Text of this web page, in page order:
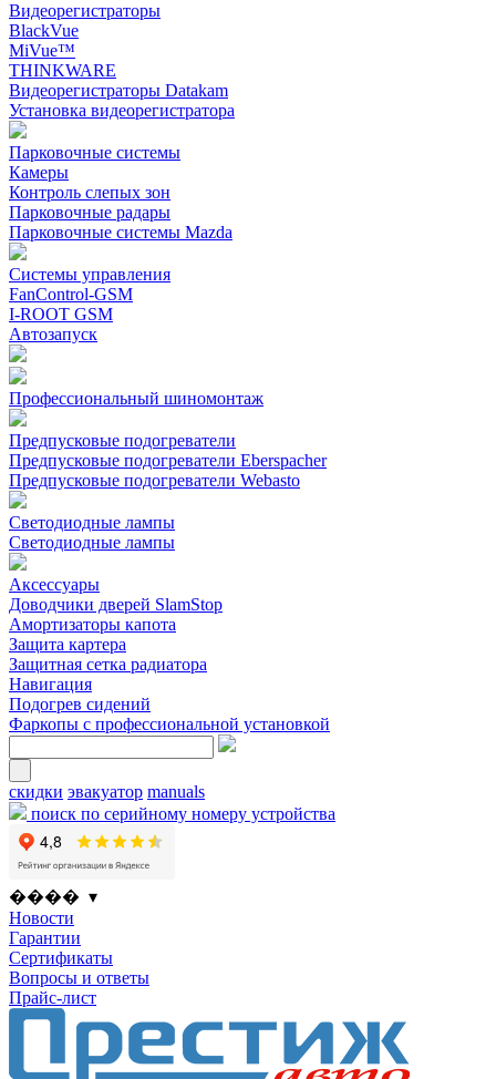
Видеорегистраторы
BlackVue
MiVue™
THINKWARE
Видеорегистраторы Datakam
Установка видеорегистратора
Парковочные системы
Камеры
Контроль слепых зон
Парковочные радары
Парковочные системы Mazda
Системы управления
FanControl-GSM
I-ROOT GSM
Автозапуск
Профессиональный шиномонтаж
Предпусковые подогреватели
Предпусковые подогреватели Eberspacher
Предпусковые подогреватели Webasto
Светодиодные лампы
Светодиодные лампы
Аксессуары
Доводчики дверей SlamStop
Амортизаторы капота
Защита картера
Защитная сетка радиатора
Навигация
Подогрев сидений
Фаркопы с профессиональной установкой
скидки эвакуатор manuals
поиск по серийному номеру устройства
���� ▾
Новости
Гарантии
Сертификаты
Вопросы и ответы
Прайс-лист